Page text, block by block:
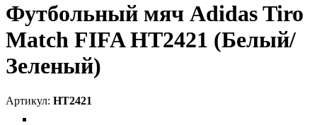
Футбольный мяч Adidas Tiro
Match FIFA HT2421 (Белый/
Зеленый)
HT2421